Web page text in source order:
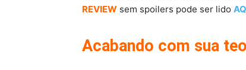
REVIEW sem spoilers pode ser lido
Acabando com sua